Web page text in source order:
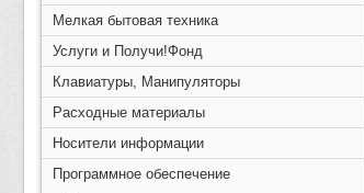
Мелкая бытовая техника
Услуги и Получи!Фонд
Клавиатуры, Манипуляторы
Расходные материалы
Носители информации
Программное обеспечение